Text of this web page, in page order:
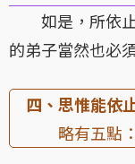
如是，所依止
的弟子當然也必
四、思惟能依
略有五點：